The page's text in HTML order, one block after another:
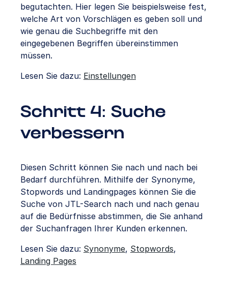
begutachten. Hier legen Sie beispielsweise fest,
welche Art von Vorschlägen es geben soll und
wie genau die Suchbegriffe mit den
eingegebenen Begriffen übereinstimmen
müssen.
Lesen Sie dazu: Einstellungen
Schritt 4: Suche
verbessern
Diesen Schritt können Sie nach und nach bei
Bedarf durchführen. Mithilfe der Synonyme,
Stopwords und Landingpages können Sie die
Suche von JTL-Search nach und nach genau
auf die Bedürfnisse abstimmen, die Sie anhand
der Suchanfragen Ihrer Kunden erkennen.
Lesen Sie dazu: Synonyme, Stopwords,
Landing Pages